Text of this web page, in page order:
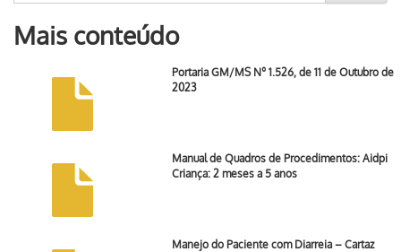
Mais conteúdo
Portaria GM/MS Nº 1.526, de 11 de Outubro de
2023
Manual de Quadros de Procedimentos: Aidpi
Criança: 2 meses a 5 anos
Manejo do Paciente com Diarreia – Cartaz